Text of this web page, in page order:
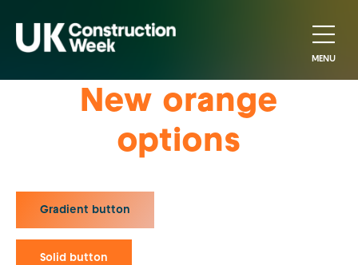
MENU
New orange
options
Gradient button
Solid button